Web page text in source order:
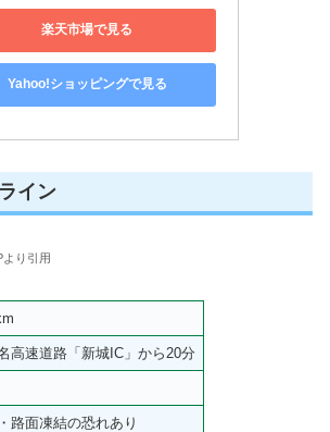
楽天市場で見る
Yahoo!ショッピングで見る
イン
り引用
高速道路「新城IC」から20分
路面凍結の恐れあり